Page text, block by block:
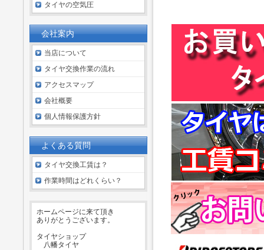
タイヤの空気圧
会社案内
当店について
タイヤ交換作業の流れ
アクセスマップ
会社概要
個人情報保護方針
よくある質問
タイヤ交換工賃は？
作業時間はどれくらい？
ホームページに来て頂き
ありがとうございます。
タイヤショップ
八幡タイヤ